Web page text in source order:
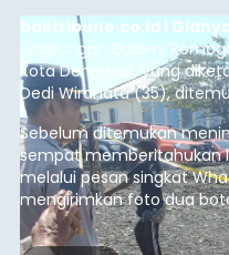
balitribune.co.id I
Lingkungan Dalem,
Kota Denpasar, yang
Dedi Wiranata (35),
pesisir Pantai Purnama,
Sebelum ditemukan
sempat memberitahukan
melalui pesan singkat
mengirimkan foto dua
istrinya.